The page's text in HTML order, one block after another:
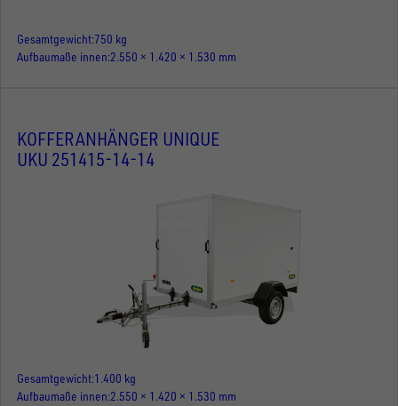
Gesamtgewicht 750 kg
Aufbaumaße innen 2.550 × 1.420 × 1.530 mm
KOFFERANHÄNGER UNIQUE
UKU 251415-14-14
Gesamtgewicht 1.400 kg
Aufbaumaße innen 2.550 × 1.420 × 1.530 mm